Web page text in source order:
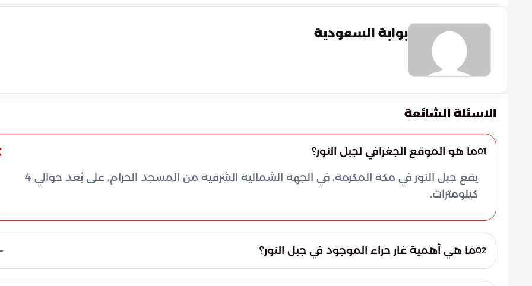
بوابة السعودية
الاسئلة الشائعة
01ما هو الموقع الجغرافي لجبل النور؟
يقع جبل النور في مكة المكرمة، في الجهة الشمالية الشرقية من المسجد الحرام، على بُعد حوالي 4
كيلومترات.
02ما هي أهمية غار حراء الموجود في جبل النور؟